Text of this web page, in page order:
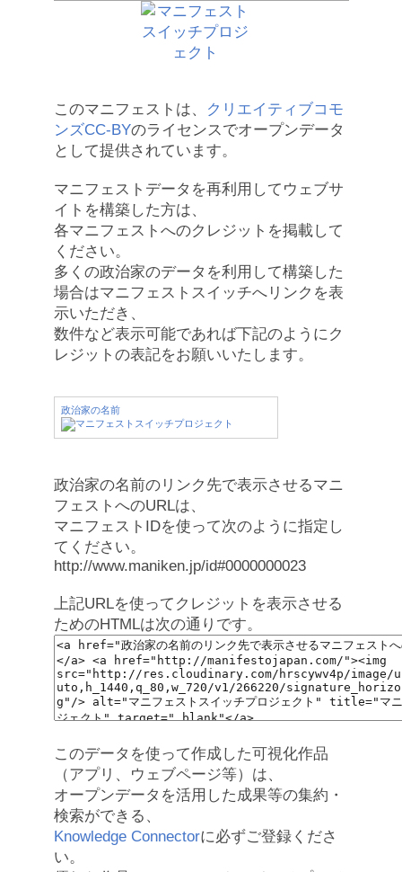
このマニフェストは、
クリエイティブコモ
ンズCC-BYのライセンスでオープンデータ
として提供されています。
マニフェストデータを再利用してウェブサ
イトを構築した方は、
各マニフェストへのクレジットを掲載して
ください。
多くの政治家のデータを利用して構築した
場合はマニフェストスイッチへリンクを表
示いただき、
数件など表示可能であれば下記のようにク
レジットの表記をお願いいたします。
政治家の名前
政治家の名前のリンク先で表示させるマニ
フェストへのURLは、
マニフェストIDを使って次のように指定し
てください。
http://www.maniken.jp/id#0000000023
上記URLを使ってクレジットを表示させる
ためのHTMLは次の通りです。
このデータを使って作成した可視化作品
（アプリ、ウェブページ等）は、
オープンデータを活用した成果等の集約・
検索ができる、
Knowledge Connectorに必ずご登録くださ
い。